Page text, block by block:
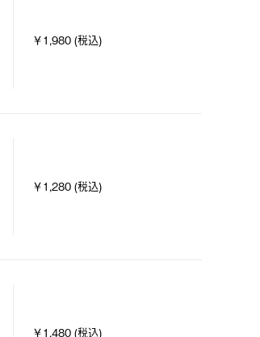
￥1,980 (税込)
￥1,280 (税込)
￥1,480 (税込)